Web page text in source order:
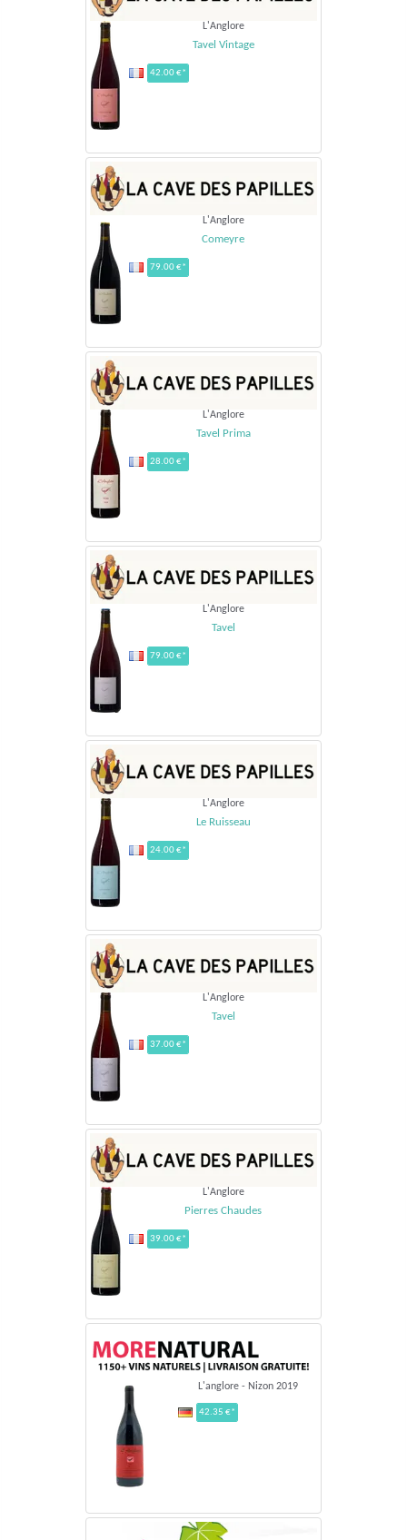
L'Anglore
Tavel Vintage
42.00 €*
L'Anglore
Comeyre
79.00 €*
L'Anglore
Tavel Prima
28.00 €*
L'Anglore
Tavel
79.00 €*
L'Anglore
Le Ruisseau
24.00 €*
L'Anglore
Tavel
37.00 €*
L'Anglore
Pierres Chaudes
39.00 €*
L'anglore - Nizon 2019
42.35 €*